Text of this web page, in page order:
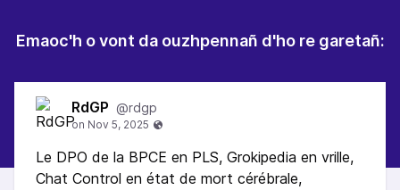
Emaoc'h o vont da ouzhpennañ d'ho re garetañ:
RdGP @rdgp
Le DPO de la BPCE en PLS, Grokipedia en vrille,
Chat Control en état de mort cérébrale,